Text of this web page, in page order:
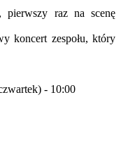
pierwszy raz na scenę
koncert zespołu, który
- 10:00